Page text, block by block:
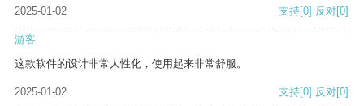
2025-01-02
支持[0] 反对[0]
游客
这款软件的设计非常人性化，使用起来非常舒服。
2025-01-02 支持[0] 反对[0]